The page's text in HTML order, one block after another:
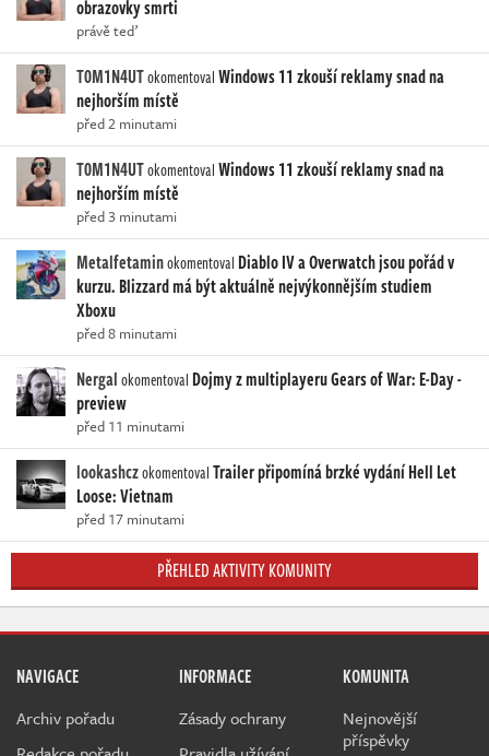
obrazovky smrti
právě teď
T0M1N4UTokomentovalWindows 11 zkouší reklamy snad na
nejhorším místě
před 2 minutami
T0M1N4UTokomentovalWindows 11 zkouší reklamy snad na
nejhorším místě
před 3 minutami
Metalfetaminokomentoval Diablo IV a Overwatch jsou pořád v
kurzu. Blizzard má být aktuálně nejvýkonnějším studiem
Xboxu
před 8 minutami
Nergalokomentoval Dojmy z multiplayeru Gears of War: E-Day -
preview
před 11 minutami
lookashczokomentovalTrailer připomíná brzké vydání Hell Let
Loose: Vietnam
před 17 minutami
PŘEHLED AKTIVITY KOMUNITY
NAVIGACE
Archiv pořadu
INFORMACE
Zásady ochrany
KOMUNITA
Nejnovější
příspěvky